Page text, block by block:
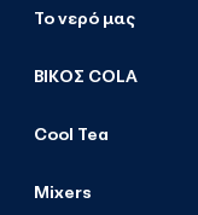
Το νερό μας
ΒΙΚΟΣ COLA
Cool Tea
Mixers